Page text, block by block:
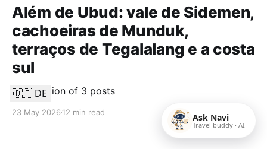
Além de Ubud: vale de Sidemen,
cachoeiras de Munduk,
terraços de Tegalalang e a costa
sul
A collection of 3 posts
23 May 2026 12 min read Ask Navi
Travel buddy · AI
🇩🇪 DE